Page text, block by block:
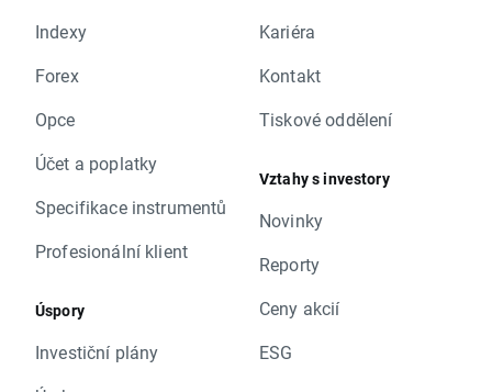
Indexy
Forex
Opce
Účet a poplatky
Specifikace instrumentů
Profesionální klient
Úspory
Investiční plány
Kariéra
Kontakt
Tiskové oddělení
Vztahy s investory
Novinky
Reporty
Ceny akcií
ESG